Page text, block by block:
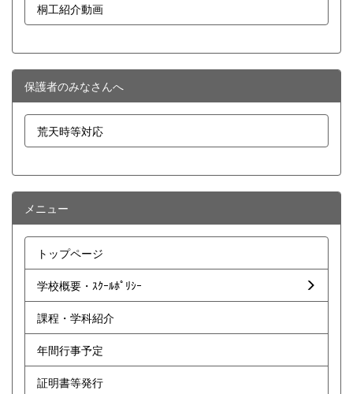
桐工紹介動画
保護者のみなさんへ
荒天時等対応
メニュー
トップページ
学校概要・ｽｸｰﾙﾎﾟﾘｼｰ
課程・学科紹介
年間行事予定
証明書等発行